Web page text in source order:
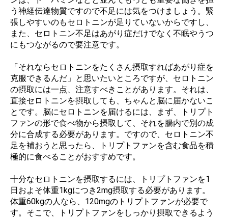
う神経伝達物質ですので不足には気をつけましょう。緊
張しやすいのもセロトニンが足りていないからですし、
また、セロトニン不足はあがり症だけでなく不眠やうつ
にもつながるので要注意です。
「それならセロトニンをたくさん摂取すればあがり症を
克服できるんだ」と思いたいところですが、セロトニン
の摂取には一点、注意すべきことがあります。それは、
直接セロトニンを摂取しても、ちゃんと脳に届かないこ
とです。脳にセロトニンを届けるには、まず、トリプト
ファンの形で食べ物から摂取して、それを腸内で別の成
分に合成する必要があります。ですので、セロトニン不
足を補おうと思ったら、トリプトファンを含む食品を積
極的に食べることがおすすめです。
十分なセロトニンを摂取するには、トリプトファンを1
日およそ体重1kgにつき2mg摂取する必要があります。
体重60kgの人なら、120mgのトリプトファンが必要で
す。そこで、トリプトファンをしっかり摂取できるよう